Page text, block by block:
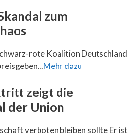
zum
rote Koalition Deutschland
Mehr dazu
zeigt die
der Union
verboten bleiben sollte Er ist